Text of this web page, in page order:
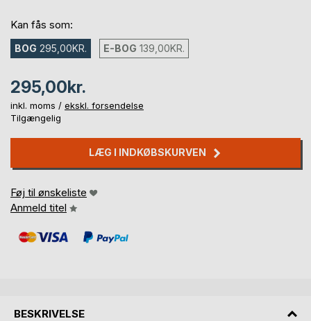
Kan fås som:
BOG 295,00KR. E-BOG 139,00KR.
295,00kr.
inkl. moms / ekskl. forsendelse
Tilgængelig
LÆG I INDKØBSKURVEN
Føj til ønskeliste
Anmeld titel
BESKRIVELSE